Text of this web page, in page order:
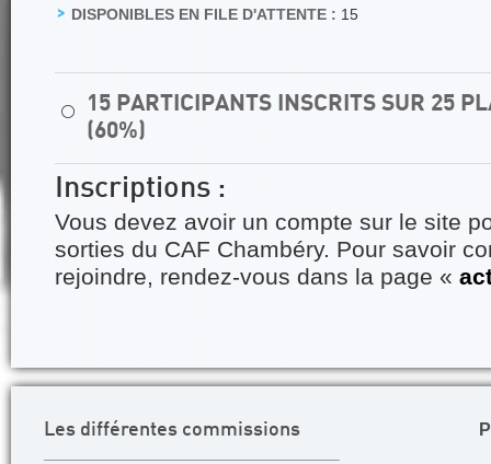
DISPONIBLES EN FILE D'ATTENTE : 15
⚪
15 PARTICIPANTS INSCRITS SUR 25
(60%)
Inscriptions :
Vous devez avoir un compte sur le site
sorties du CAF Chambéry. Pour savoir
rejoindre, rendez-vous dans la page «
Les différentes commissions